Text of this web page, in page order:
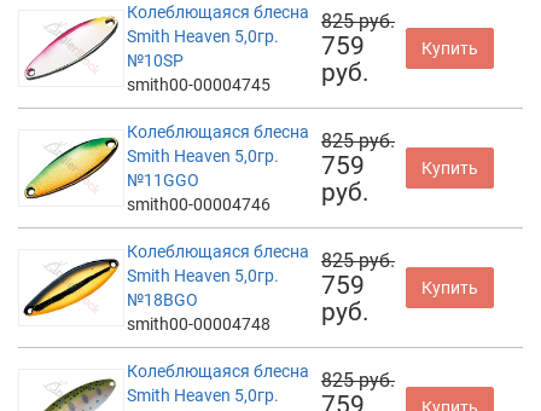
Колеблющаяся блесна
Smith Heaven 5,0гр.
№10SP
smith00-00004745
825 руб.
759
руб.
Купить
Колеблющаяся блесна
Smith Heaven 5,0гр.
№11GGO
smith00-00004746
825 руб.
759
руб.
Купить
Колеблющаяся блесна
Smith Heaven 5,0гр.
№18BGO
smith00-00004748
825 руб.
759
руб.
Купить
Колеблющаяся блесна
Smith Heaven 5,0гр.
825 руб.
759